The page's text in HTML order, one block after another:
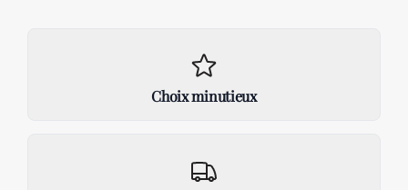
Choix minutieux